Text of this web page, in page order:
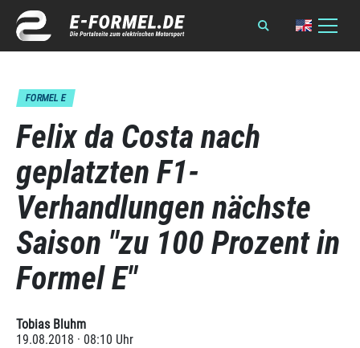
FORMEL E
Felix da Costa nach
geplatzten F1-
Verhandlungen nächste
Saison "zu 100 Prozent in
Formel E"
Tobias Bluhm
19.08.2018 · 08:10 Uhr